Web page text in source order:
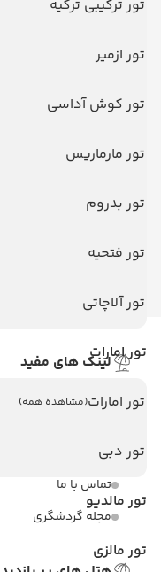
تور ترکیبی ترکیه
تور ازمیر
تور کوش آداسی
تور مارماریس
تور بدروم
تور فتحیه
تور آلاچاتی
تور امارات
تور امارات(مشاهده همه)
تور دبی
تور مالدیو
تور مالزی
لینک های مفید
درباره ما
تماس با ما
مجله گردشگری